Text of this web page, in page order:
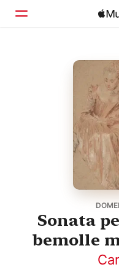
Sonata
bemolle